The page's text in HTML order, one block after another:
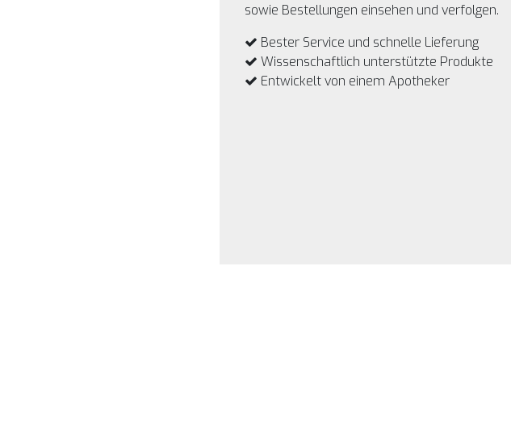
sowie Bestellungen einsehen und verfolgen.
Bester Service und schnelle Lieferung
Wissenschaftlich unterstützte Produkte
Entwickelt von einem Apotheker